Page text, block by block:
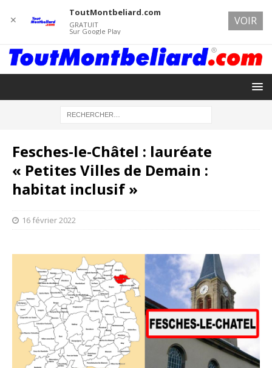
Fesches-le-Châtel : lauréate
« Petites Villes de Demain :
habitat inclusif »
16 février 2022
✕
ToutMontbeliard.com
GRATUIT
Sur Google Play
VOIR